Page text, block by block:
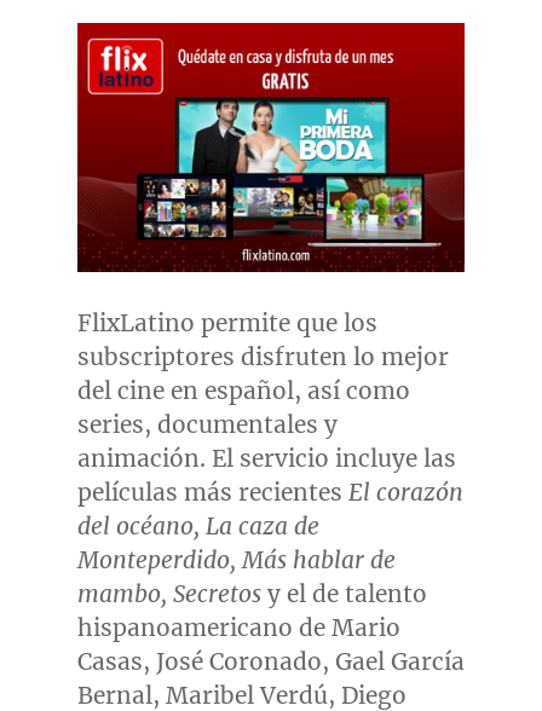
FlixLatino permite que los
subscriptores disfruten lo mejor
del cine en español, así como
series, documentales y
animación. El servicio incluye las
películas más recientes El corazón
del océano, La caza de
Monteperdido, Más hablar de
mambo, Secretosy el de talento
hispanoamericano de Mario
Casas, José Coronado, Gael García
Bernal, Maribel Verdú, Diego